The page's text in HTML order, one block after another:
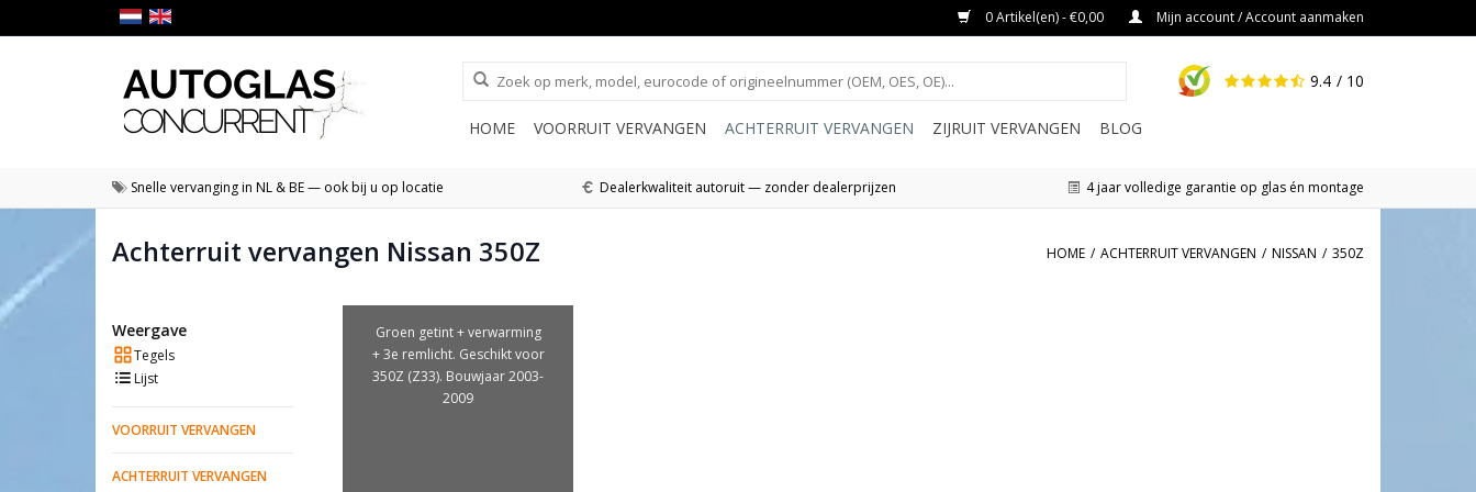
0 Artikel(en) - €0,00 Mijn account / Account aanmaken
9.4 / 10
HOME VOORRUIT VERVANGEN ACHTERRUIT VERVANGEN ZIJRUIT VERVANGEN BLOG
Snelle vervanging in NL & BE — ook bij u op locatie Dealerkwaliteit autoruit — zonder dealerprijzen 4 jaar volledige garantie op glas én montage
Achterruit vervangen Nissan 350Z HOME / ACHTERRUIT VERVANGEN / NISSAN / 350Z
Weergave
Tegels
Lijst
VOORRUIT VERVANGEN
ACHTERRUIT VERVANGEN
Groen getint + verwarming
+ 3e remlicht. Geschikt voor
350Z (Z33). Bouwjaar 2003-
2009